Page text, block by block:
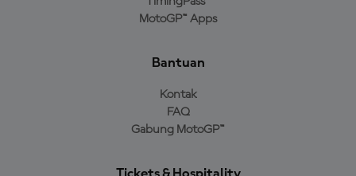
MotoGP™ Apps
Bantuan
Kontak
FAQ
Gabung MotoGP™